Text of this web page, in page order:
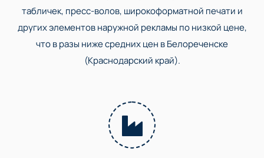
табличек, пресс-волов, широкоформатной печати и
других элементов наружной рекламы по низкой цене,
что в разы ниже средних цен в Белореченске
(Краснодарский край).